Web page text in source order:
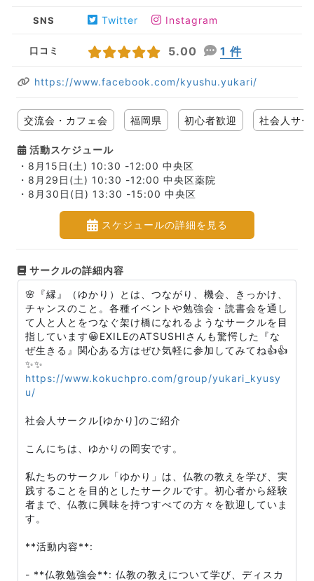
SNS Twitter Instagram
口コミ 5.00 1 件
https://www.facebook.com/kyushu.yukari/
交流会・カフェ会 福岡県 初心者歓迎 社会人サ
活動スケジュール
・8月15日(土) 10:30 -12:00 中央区
・8月29日(土) 10:30 -12:00 中央区薬院
・8月30日(日) 13:30 -15:00 中央区
スケジュールの詳細を見る
サークルの詳細内容
🌸『縁』（ゆかり）とは、つながり、機会、きっかけ、
チャンスのこと。各種イベントや勉強会・読書会を通し
て人と人とをつなぐ架け橋になれるようなサークルを目
指しています😀EXILEのATSUSHIさんも驚愕した『な
ぜ生きる』関心ある方はぜひ気軽に参加してみてね👍👍
✨✨
https://www.kokuchpro.com/group/yukari_kyusy
u/
社会人サークル[ゆかり]のご紹介
こんにちは、ゆかりの岡安です。
私たちのサークル「ゆかり」は、仏教の教えを学び、実
践することを目的としたサークルです。初心者から経験
者まで、仏教に興味を持つすべての方々を歓迎していま
す。
**活動内容**:
- **仏教勉強会**: 仏教の教えについて学び、ディスカ